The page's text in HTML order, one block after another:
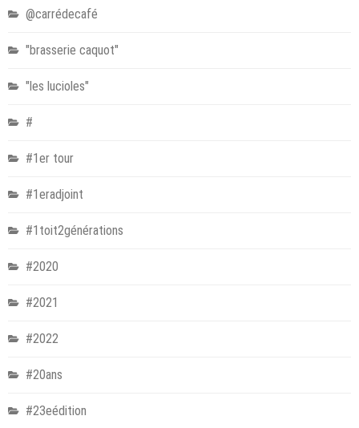
@carrédecafé
"brasserie caquot"
"les lucioles"
#
#1er tour
#1eradjoint
#1toit2générations
#2020
#2021
#2022
#20ans
#23eédition